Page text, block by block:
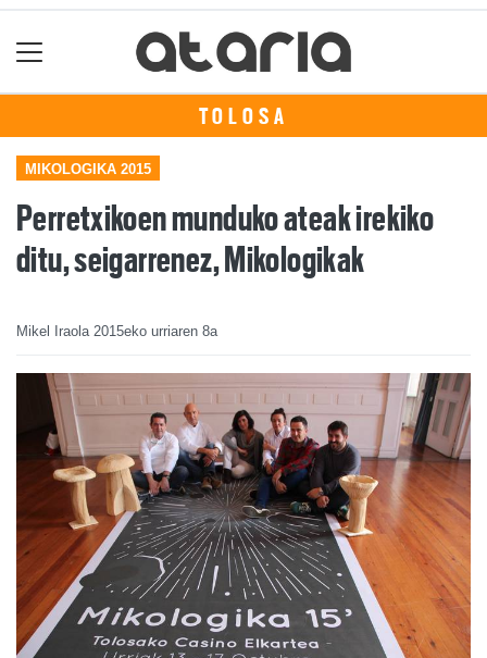
TOLOSA
MIKOLOGIKA 2015
Perretxikoen munduko ateak irekiko
ditu, seigarrenez, Mikologikak
Mikel Iraola 2015eko urriaren 8a